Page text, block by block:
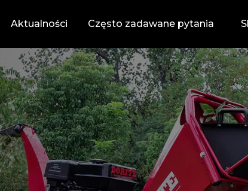
Aktualności Często zadawane pytania